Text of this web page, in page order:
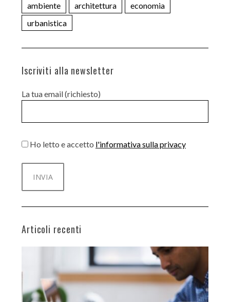
ambiente architettura
economia
urbanistica
Iscriviti alla newsletter
La tua email (richiesto)
Ho letto e accetto l'informativa sulla privacy
Articoli recenti